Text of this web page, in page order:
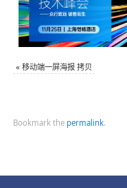
« 移动端一屏海报 拷贝
Bookmark the permalink.